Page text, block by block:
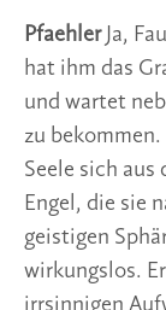
Pfaehler Ja,
hat ihm das
und wartet
zu
Seele sich aus
Engel, die sie
geistigen
wirkungslos.